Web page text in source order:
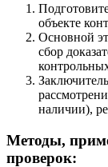
объекте
Основной
сбор
наличии),
Методы,
проверок: